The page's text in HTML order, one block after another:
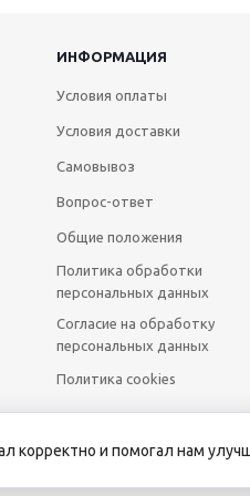
ИНФОРМАЦИЯ
Условия оплаты
Условия доставки
Самовывоз
Вопрос-ответ
Общие положения
Политика обработки
персональных данных
Согласие на обработку
персональных данных
Политика cookies
информационный
Для получения
корректно и помогал нам